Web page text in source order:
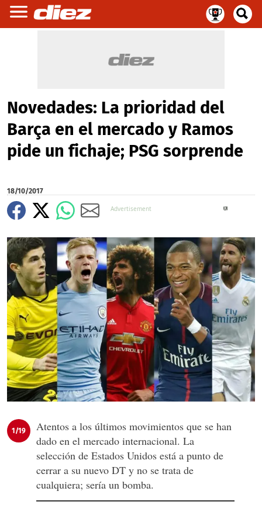
Novedades: La prioridad del
Barça en el mercado y Ramos
pide un fichaje; PSG sorprende
18/10/2017
1/19
Atentos a los últimos movimientos que se han
dado en el mercado internacional. La
selección de Estados Unidos está a punto de
cerrar a su nuevo DT y no se trata de
cualquiera; sería un bomba.
X